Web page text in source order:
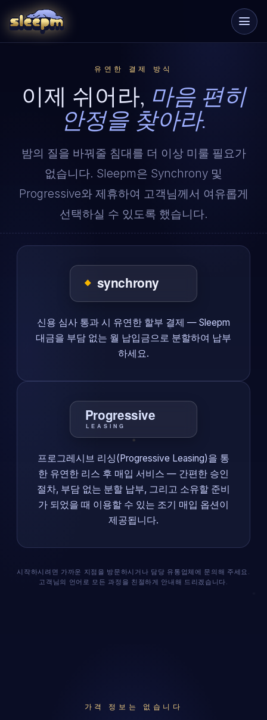
유연한 결제 방식
이제 쉬어라, 마음 편히
안정을 찾아라.
밤의 질을 바꿔줄 침대를 더 이상 미룰 필요가
없습니다. Sleepm은 Synchrony 및
Progressive와 제휴하여 고객님께서 여유롭게
선택하실 수 있도록 했습니다.
신용 심사 통과 시 유연한 할부 결제 — Sleepm
대금을 부담 없는 월 납입금으로 분할하여 납부
하세요.
프로그레시브 리싱(Progressive Leasing)을 통
한 유연한 리스 후 매입 서비스 — 간편한 승인
절차, 부담 없는 분할 납부, 그리고 소유할 준비
가 되었을 때 이용할 수 있는 조기 매입 옵션이
제공됩니다.
시작하시려면 가까운 지점을 방문하시거나 담당 유통업체에 문의해 주세요.
고객님의 언어로 모든 과정을 친절하게 안내해 드리겠습니다.
가격 정보는 없습니다